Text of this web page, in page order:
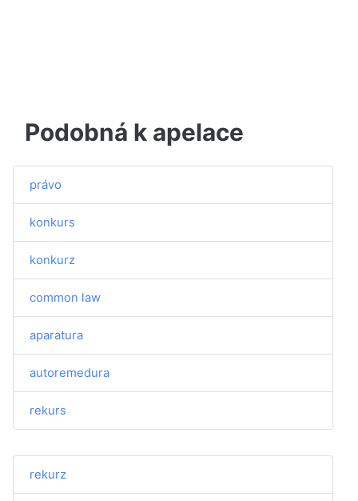
Podobná k apelace
právo
konkurs
konkurz
common law
aparatura
autoremedura
rekurs
rekurz